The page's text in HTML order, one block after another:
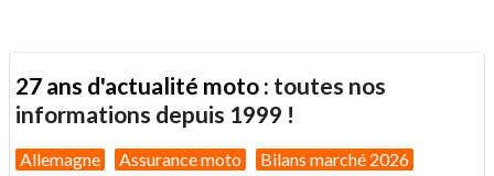
27 ans d'actualité moto : toutes nos
informations depuis 1999 !
Allemagne Assurance moto Bilans marché 2026